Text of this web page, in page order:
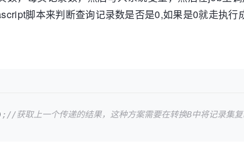
脚本来判断查询记录数是否是0,如果是0就走执行
;//获取上一个传递的结果，这种方案需要在转换B中将记录集